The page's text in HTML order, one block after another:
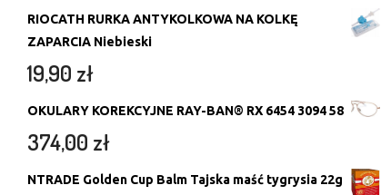
RIOCATH RURKA ANTYKOLKOWA NA KOLKĘ
ZAPARCIA Niebieski
19,90 zł
OKULARY KOREKCYJNE RAY-BAN® RX 6454 3094 58
374,00 zł
NTRADE Golden Cup Balm Tajska maść tygrysia 22g